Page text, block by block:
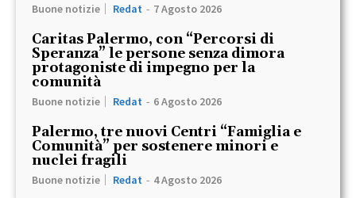
Buone notizie Redat - 7 Agosto 2026
Caritas Palermo, con “Percorsi di
Speranza” le persone senza dimora
protagoniste di impegno per la
comunità
Buone notizie Redat - 6 Agosto 2026
Palermo, tre nuovi Centri “Famiglia e
Comunità” per sostenere minori e
nuclei fragili
Buone notizie Redat - 4 Agosto 2026